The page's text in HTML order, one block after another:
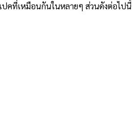
ปคที่เหมือนกันในหลายๆ ส่วนดังต่อไปนี้